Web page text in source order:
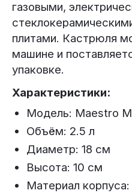
газовыми,
плитами. Кастрюля
машине и
упаковке.
Характеристики:
Модель: Maestro
Объём: 2.5 л
Диаметр: 18 см
Высота: 10 см
Материал